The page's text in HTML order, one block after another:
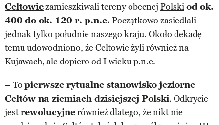
Celtowiezamieszkiwali tereny obecnej Polskiod ok.
400 do ok. 120 r. p.n.e. Początkowo zasiedlali
jednak tylko południe naszego kraju. Około dekadę
temu udowodniono, że Celtowie żyli również na
Kujawach, ale dopiero od I wieku p.n.e.
– To pierwsze rytualne stanowisko jeziorne
Celtów na ziemiach dzisiejszej Polski. Odkrycie
jestrewolucyjnerównież dlatego, że nikt nie